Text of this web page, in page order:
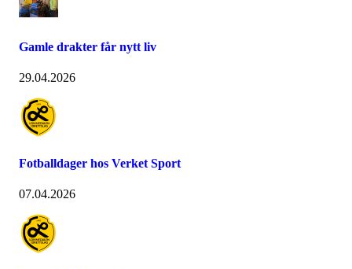
Gamle drakter får nytt liv
29.04.2026
Fotballdager hos Verket Sport
07.04.2026